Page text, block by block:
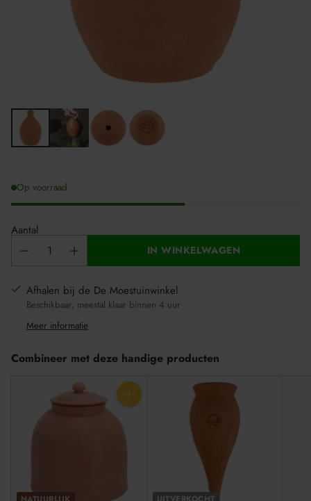
Op voorraad
Aantal
IN WINKELWAGEN
Afhalen bij de De Moestuinwinkel
Beschikbaar, meestal klaar binnen 4 uur
Meer informatie
Combineer met deze handige producten
NATUURLIJK
Aantal
UITVERKOCHT